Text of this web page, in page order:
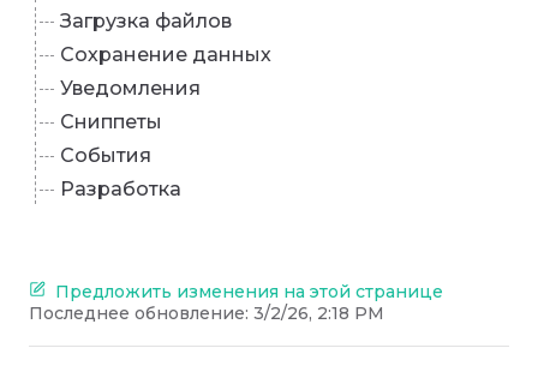
Загрузка файлов
Сохранение данных
Уведомления
Сниппеты
События
Разработка
Предложить изменения на этой странице
Последнее обновление: 3/2/26, 2:18 PM